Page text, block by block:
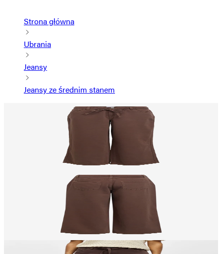
Strona główna
Ubrania
Jeansy
Jeansy ze średnim stanem